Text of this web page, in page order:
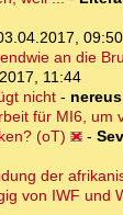
09:50
an die
11:44
nicht- nereus
für MI6, um
(oT)
-
der
von IWF und